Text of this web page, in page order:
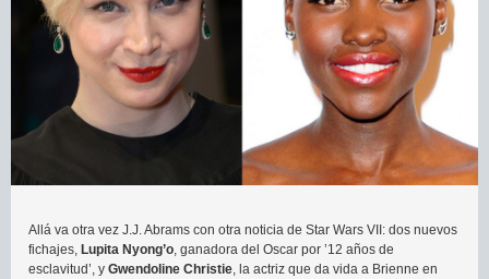
Allá va otra vez J.J. Abrams con otra noticia de Star Wars VII: dos nuevos
fichajes, Lupita Nyong’o, ganadora del Oscar por ’12 años de
esclavitud’, y Gwendoline Christie, la actriz que da vida a Brienne en